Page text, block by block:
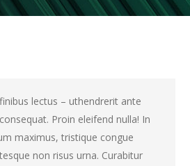
You are here:
lectus – uthendrerit ante
Proin eleifend nulla! In
maximus, tristique congue
non risus urna. Curabitur